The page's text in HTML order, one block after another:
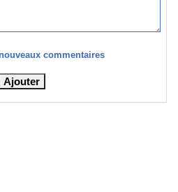
commentaires